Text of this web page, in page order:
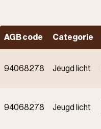
AGB code Categorie
94068278 Jeugd licht
94068278 Jeugd licht